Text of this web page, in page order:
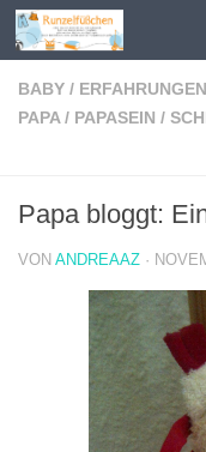
Zum Inhalt springen
BABY / ERFAHRUNGEN
PAPA / PAPASEIN /
Papa bloggt:
VON ANDREAAZ ·